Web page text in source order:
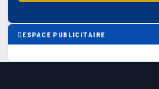
ESPACE PUBLICITAIRE